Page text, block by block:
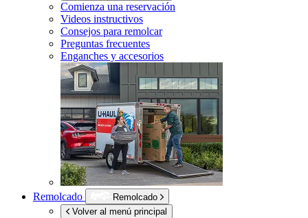
Comienza una reservación
Videos instructivos
Consejos para remolcar
Preguntas frecuentes
Enganches y accesorios
Remolcado
Remolcado
Volver al menú principal